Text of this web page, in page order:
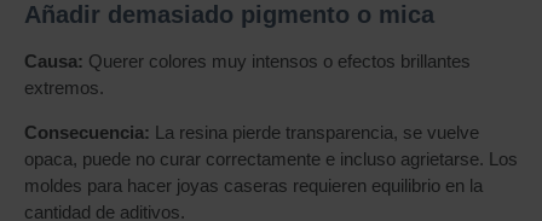
Añadir demasiado pigmento o mica
Causa: Querer colores muy intensos o efectos brillantes
extremos.
Consecuencia: La resina pierde transparencia, se vuelve
opaca, puede no curar correctamente e incluso agrietarse. Los
moldes para hacer joyas caseras requieren equilibrio en la
cantidad de aditivos.